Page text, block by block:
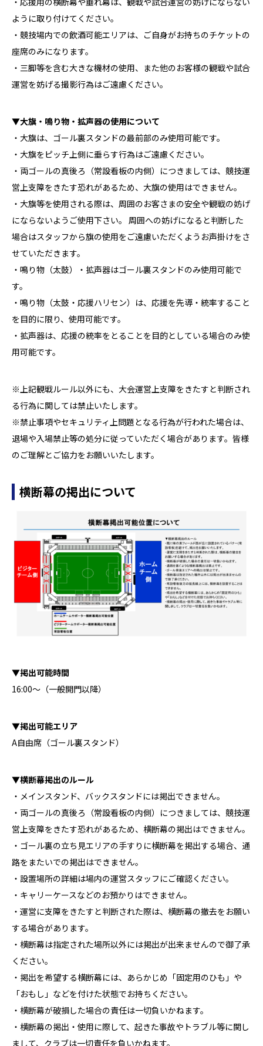
ように取り付けてください。
・競技場内での飲酒可能エリアは、ご自身がお持ちのチケットの
座席のみになります。
・三脚等を含む大きな機材の使用、また他のお客様の観戦や試合
運営を妨げる撮影行為はご遠慮ください。
▼大旗・鳴り物・拡声器の使用について
・大旗は、ゴール裏スタンドの最前部のみ使用可能です。
・大旗をピッチ上側に垂らす行為はご遠慮ください。
・両ゴールの真後ろ（常設看板の内側）につきましては、競技運
営上支障をきたす恐れがあるため、大旗の使用はできません。
・大旗等を使用される際は、周囲のお客さまの安全や観戦の妨げ
にならないようご使用下さい。 周囲への妨げになると判断した
場合はスタッフから旗の使用をご遠慮いただくようお声掛けをさ
せていただきます。
・鳴り物（太鼓）・拡声器はゴール裏スタンドのみ使用可能で
す。
・鳴り物（太鼓・応援ハリセン）は、応援を先導・統率すること
を目的に限り、使用可能です。
・拡声器は、応援の統率をとることを目的としている場合のみ使
用可能です。
※上記観戦ルール以外にも、大会運営上支障をきたすと判断され
る行為に関しては禁止いたします。
※禁止事項やセキュリティ上問題となる行為が行われた場合は、
退場や入場禁止等の処分に従っていただく場合があります。皆様
のご理解とご協力をお願いいたします。
横断幕の掲出について
▼掲出可能時間
16:00～（一般開門以降）
▼掲出可能エリア
A自由席（ゴール裏スタンド）
▼横断幕掲出のルール
・メインスタンド、バックスタンドには掲出できません。
・両ゴールの真後ろ（常設看板の内側）につきましては、競技運
営上支障をきたす恐れがあるため、横断幕の掲出はできません。
・ゴール裏の立ち見エリアの手すりに横断幕を掲出する場合、通
路をまたいでの掲出はできません。
・設置場所の詳細は場内の運営スタッフにご確認ください。
・キャリーケースなどのお預かりはできません。
・運営に支障をきたすと判断された際は、横断幕の撤去をお願い
する場合があります。
・横断幕は指定された場所以外には掲出が出来ませんので御了承
ください。
・掲出を希望する横断幕には、あらかじめ「固定用のひも」や
「おもし」などを付けた状態でお持ちください。
・横断幕が破損した場合の責任は一切負いかねます。
・横断幕の掲出・使用に際して、起きた事故やトラブル等に関し
まして、クラブは一切責任を負いかねます。